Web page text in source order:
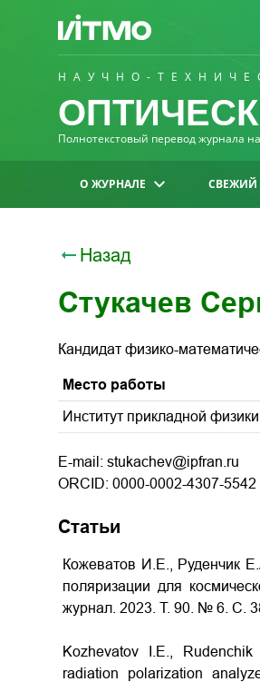
НАУЧНО-
Полнотекстовый перевод журнала
О ЖУРНАЛЕ СВЕЖИЙ
Назад
Стукачев
Кандидат физико-
Место работы
Институт прикладной
E-mail: stukachev@ipfran.ru
ORCID: 0000-0002-4307-5542
Статьи
Кожеватов И.Е., Руденчик
поляризации для
журнал. 2023. Т. 90. № 6. С.
Kozhevatov I.E.,
radiation polarization